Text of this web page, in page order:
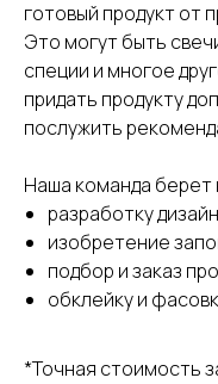
готовый продукт от
Это могут быть
специи и многое
придать продукту
послужить
Наша команда берет
разработку
изобретение
подбор и заказ
обклейку и
*Точная стоимость